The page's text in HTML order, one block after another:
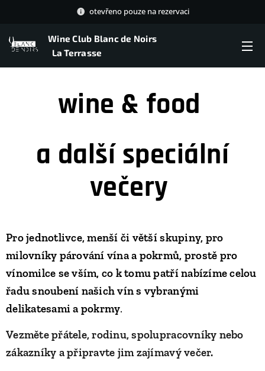
otevřeno pouze na rezervaci
Wine Club Blanc de Noirs
La Terrasse
wine & food
a dalšíspeciální
večery
Pro jednotlivce, menší či větší skupiny, pro
milovníky párování vína a pokrmů, prostě pro
vínomilce se vším, co k tomu patří nabízíme celou
řadu snoubení našich vín s vybranými
delikatesami a pokrmy.
Vezměte přátele, rodinu, spolupracovníky nebo
zákazníky a připravte jim zajímavý večer.